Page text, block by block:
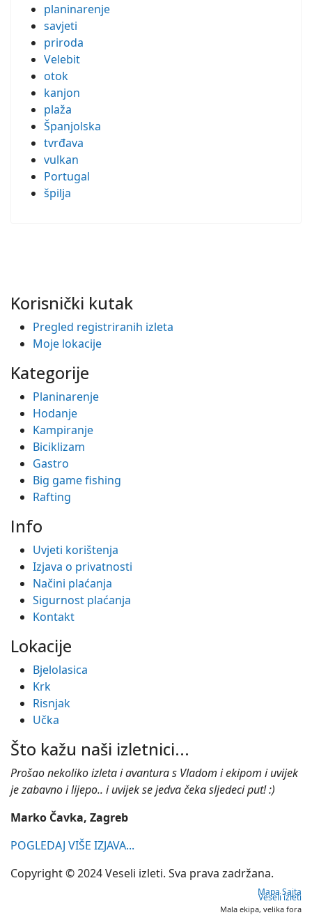
planinarenje
savjeti
priroda
Velebit
otok
kanjon
plaža
Španjolska
tvrđava
vulkan
Portugal
špilja
Korisnički kutak
Pregled registriranih izleta
Moje lokacije
Kategorije
Planinarenje
Hodanje
Kampiranje
Biciklizam
Gastro
Big game fishing
Rafting
Info
Uvjeti korištenja
Izjava o privatnosti
Načini plaćanja
Sigurnost plaćanja
Kontakt
Lokacije
Bjelolasica
Krk
Risnjak
Učka
Što kažu naši izletnici...
Prošao nekoliko izleta i avantura s Vladom i ekipom i uvijek
je zabavno i lijepo.. i uvijek se jedva čeka sljedeci put! :)
Marko Čavka, Zagreb
POGLEDAJ VIŠE IZJAVA...
Copyright © 2024 Veseli izleti. Sva prava zadržana.
Mapa Sajta
Veseli izleti
Mala ekipa, velika fora